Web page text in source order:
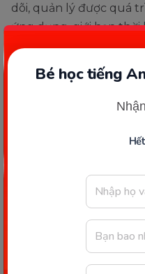
Bé học tiếng
dõi, quản lý được quá
ứng dụng, giới hạn thời
tài khoản đăng nhập
bé học) dễ dàng.
Vậy nên, Monkey
đồng hành tuyệt vời
toán một cách hiệu